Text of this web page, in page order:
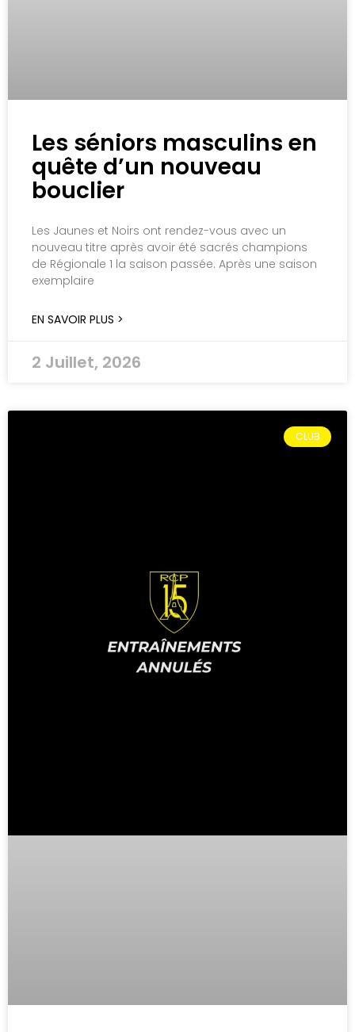
Les séniors masculins en
quête d’un nouveau
bouclier
Les Jaunes et Noirs ont rendez-vous avec un
nouveau titre après avoir été sacrés champions
de Régionale 1 la saison passée. Après une saison
exemplaire
EN SAVOIR PLUS >
2 Juillet, 2026
CLUB